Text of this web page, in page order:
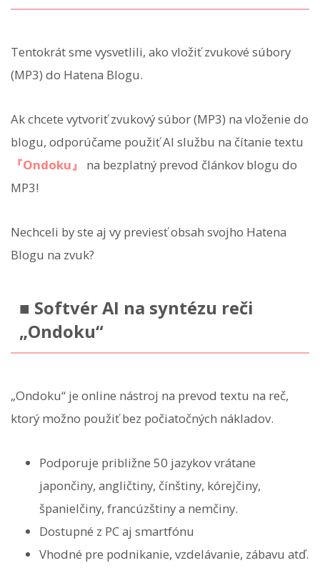
Tentokrát sme vysvetlili, ako vložiť zvukové súbory
(MP3) do Hatena Blogu.
Ak chcete vytvoriť zvukový súbor (MP3) na vloženie do
blogu, odporúčame použiť AI službu na čítanie textu
『Ondoku』
na bezplatný prevod článkov blogu do
MP3!
Nechceli by ste aj vy previesť obsah svojho Hatena
Blogu na zvuk?
■ Softvér AI na syntézu reči
„Ondoku“
„Ondoku“ je online nástroj na prevod textu na reč,
ktorý možno použiť bez počiatočných nákladov.
Podporuje približne 50 jazykov vrátane
japončiny, angličtiny, čínštiny, kórejčiny,
španielčiny, francúzštiny a nemčiny.
Dostupné z PC aj smartfónu
Vhodné pre podnikanie, vzdelávanie, zábavu atď.